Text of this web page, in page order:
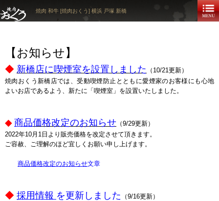
焼肉 和牛 [焼肉おくう] 横浜 戸塚 新橋
【お知らせ】
◆ 新橋店に喫煙室を設置しました
（10/21更新）
焼肉おくう新橋店では、受動喫煙防止とともに愛煙家のお客様にも心地
よいお店であるよう、新たに「喫煙室」を設置いたしました。
◆商品価格改定のお知らせ （9/29更新）
2022年10月1日より販売価格を改定させて頂きます。
ご容赦、ご理解のほど宜しくお願い申し上げます。
商品価格改定のお知らせ文章
◆ 採用情報 を更新しました （9/16更新）